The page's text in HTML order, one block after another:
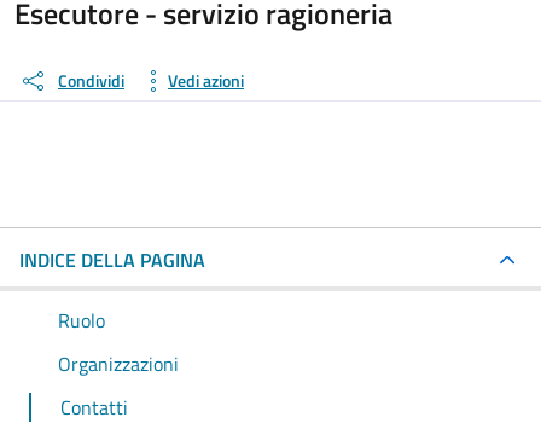
Dettagli della persona
Esecutore - servizio ragioneria
Condividi Vedi azioni
INDICE DELLA PAGINA
Ruolo
Organizzazioni
Contatti